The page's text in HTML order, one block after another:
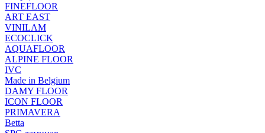
FINEFLOOR
ART EAST
VINILAM
ECOCLICK
AQUAFLOOR
ALPINE FLOOR
IVC
Made in Belgium
DAMY FLOOR
ICON FLOOR
PRIMAVERA
Betta